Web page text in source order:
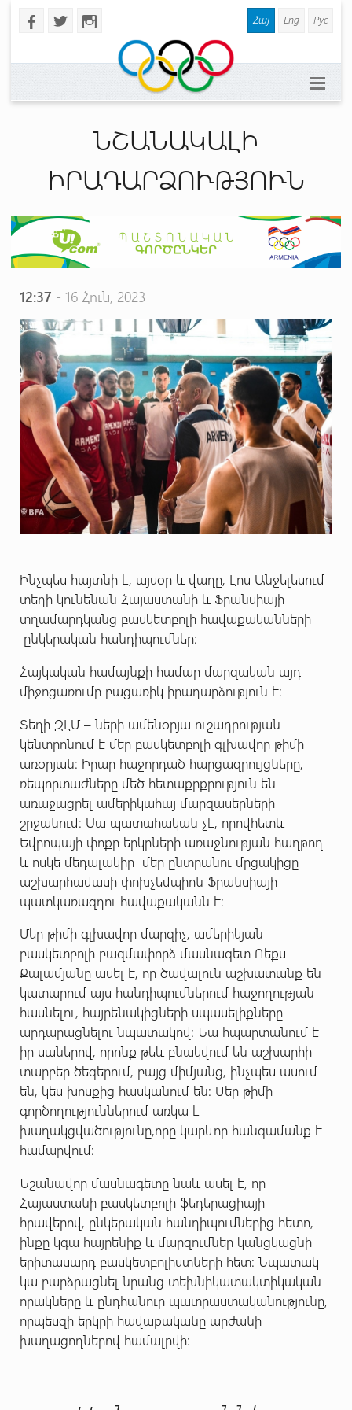
b a x Հայ Eng Рус
ՆՇԱՆԱԿԱԼԻ
ԻՐԱԴԱՐՁՈՒԹՅՈՒՆ
12:37 - 16 Հուն, 2023
Ինչպես հայտնի է, այսօր և վաղը, Լոս Անջելեսում
տեղի կունենան Հայաստանի և Ֆրանսիայի
տղամարդկանց բասկետբոլի հավաքականների
ընկերական հանդիպումներ:
Հայկական համայնքի համար մարզական այդ
միջոցառումը բացառիկ իրադարձություն է:
Տեղի ԶԼՄ – ների ամենօրյա ուշադրության
կենտրոնում է մեր բասկետբոլի գլխավոր թիմի
առօրյան: Իրար հաջորդած հարցազրույցները,
ռեպորտաժները մեծ հետաքրքրություն են
առաջացրել ամերիկահայ մարզասերների
շրջանում: Սա պատահական չէ, որովհետև
Եվրոպայի փոքր երկրների առաջնության հաղթող
և ոսկե մեդալակիր մեր ընտրանու մրցակիցը
աշխարհամասի փոխչեմպիոն Ֆրանսիայի
պատկառազդու հավաքականն է:
Մեր թիմի գլխավոր մարզիչ, ամերիկյան
բասկետբոլի բազմափորձ մասնագետ Ռեքս
Քալամյանը ասել է, որ ծավալուն աշխատանք են
կատարում այս հանդիպումներում հաջողության
հասնելու, հայրենակիցների սպասելիքները
արդարացնելու նպատակով: Նա հպարտանում է
իր սաներով, որոնք թեև բնակվում են աշխարհի
տարբեր ծեգերում, բայց միմյանց, ինչպես ասում
են, կես խոսքից հասկանում են: Մեր թիմի
գործողություններում առկա է
խաղակցվածությունը,որը կարևոր հանգամանք է
համարվում:
Նշանավոր մասնագետը նաև ասել է, որ
Հայաստանի բասկետբոլի ֆեդերացիայի
հրավերով, ընկերական հանդիպումներից հետո,
ինքը կգա հայրենիք և մարզումներ կանցկացնի
երիտասարդ բասկետբոլիստների հետ: Նպատակ
կա բարձրացնել նրանց տեխնիկատակտիկական
որակները և ընդհանուր պատրաստականությունը,
որպեսզի երկրի հավաքականը արժանի
խաղացողներով համալրվի: